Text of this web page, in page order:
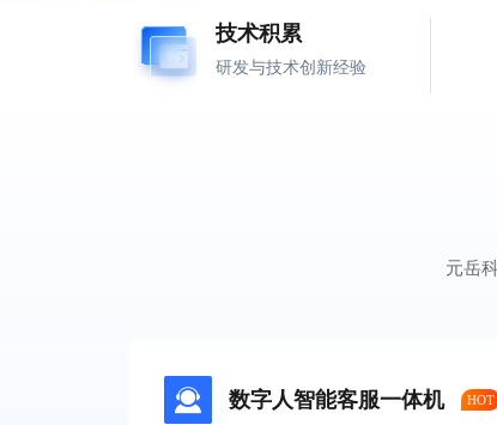
技术积累
研发与技术创新经验
元岳
数字人智能客服一体机 HOT